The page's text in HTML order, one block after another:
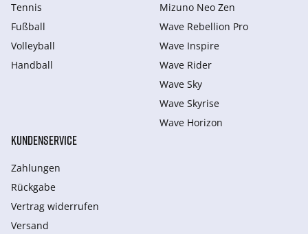
Tennis
Fußball
Volleyball
Handball
Mizuno Neo Zen
Wave Rebellion Pro
Wave Inspire
Wave Rider
Wave Sky
Wave Skyrise
Wave Horizon
KUNDENSERVICE
Zahlungen
Rückgabe
Vertrag widerrufen
Versand